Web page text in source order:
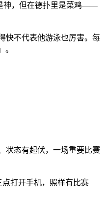
神，但在德扑里是菜鸡——
不代表他游泳也厉害。每
。
状态有起伏，一场重要比赛
打开手机，照样有比赛